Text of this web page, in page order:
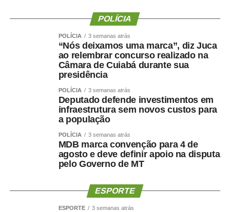
POLÍCIA
POLÍCIA 3 semanas atrás
“Nós deixamos uma marca”, diz Juca
ao relembrar concurso realizado na
Câmara de Cuiabá durante sua
presidência
POLÍCIA 3 semanas atrás
Deputado defende investimentos em
infraestrutura sem novos custos para
a população
POLÍCIA 3 semanas atrás
MDB marca convenção para 4 de
agosto e deve definir apoio na disputa
pelo Governo de MT
ESPORTE
ESPORTE 3 semanas atrás